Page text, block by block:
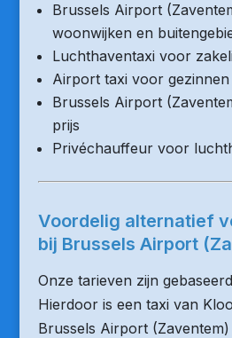
Brussels Airport
woonwijken en
Luchthaventaxi voor
Airport taxi voor
Brussels Airport
prijs
Privéchauffeur voor
Voordelig alternatief
bij Brussels Airport
Onze tarieven zijn
Hierdoor is een taxi van
Brussels Airport